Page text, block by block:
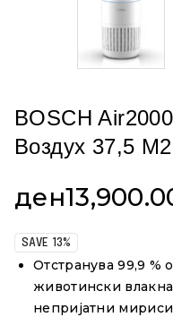
BOSCH
Воздух 37,5 М2
ден
SAVE 13%
Отстранува 99,9 %
животински
непријатни